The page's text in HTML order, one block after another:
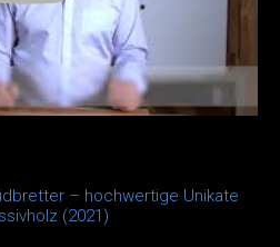
– hochwertige Unikate
(2021)